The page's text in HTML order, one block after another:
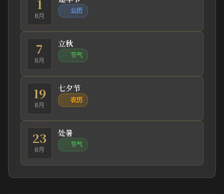
1
8月
公历
7
8月
立秋
节气
19
8月
七夕节
农历
23
8月
处暑
节气